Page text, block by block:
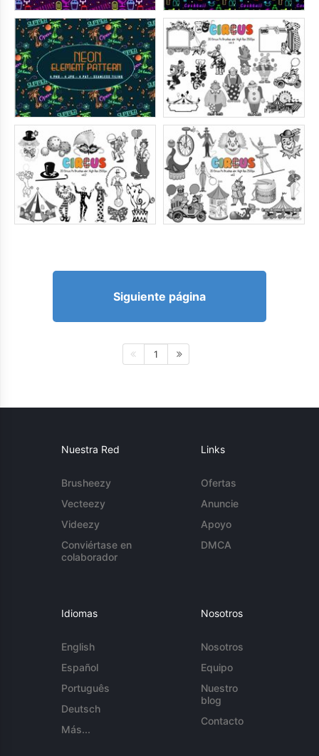
Siguiente página
1
Nuestra Red
Brusheezy
Vecteezy
Videezy
Conviértase en
colaborador
Links
Ofertas
Anuncie
Apoyo
DMCA
Idiomas
English
Español
Português
Deutsch
Más...
Nosotros
Nosotros
Equipo
Nuestro
blog
Contacto